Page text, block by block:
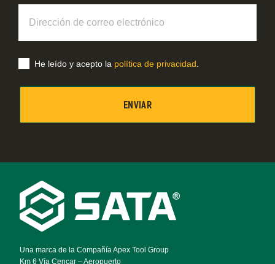
Footer
Navigation
Una marca de la Compañía Apex Tool Group
Km 6 Vía Cencar – Aeropuerto
correo
electrónico
He leído y acepto la política de privacidad